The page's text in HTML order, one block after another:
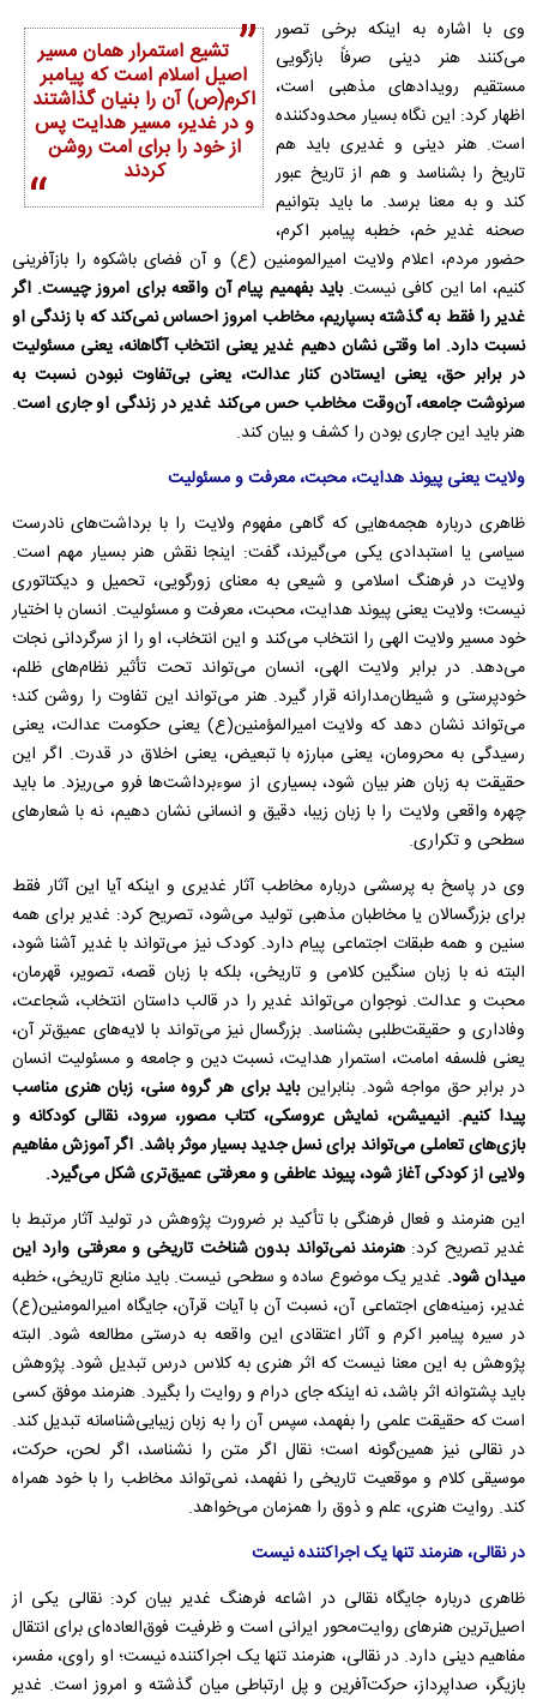
تشیع استمرار همان مسیر
اصیل اسلام است که پیامبر
اکرم(ص) آن را بنیان گذاشتند
و در غدیر، مسیر هدایت پس
از خود را برای امت روشن
کردند
وی با اشاره به اینکه برخی تصور
می‌کنند هنر دینی صرفاً بازگویی
مستقیم رویدادهای مذهبی است،
اظهار کرد: این نگاه بسیار محدودکننده
است. هنر دینی و غدیری باید هم
تاریخ را بشناسد و هم از تاریخ عبور
کند و به معنا برسد. ما باید بتوانیم
صحنه غدیر خم، خطبه پیامبر اکرم،
حضور مردم، اعلام ولایت امیرالمومنین (ع) و آن فضای باشکوه را بازآفرینی
کنیم، اما این کافی نیست.باید بفهمیم پیام آن واقعه برای امروز چیست. اگر
غدیر را فقط به گذشته بسپاریم، مخاطب امروز احساس نمی‌کند که با زندگی او
نسبت دارد. اما وقتی نشان دهیم غدیر یعنی انتخاب آگاهانه، یعنی مسئولیت
در برابر حق، یعنی ایستادن کنار عدالت، یعنی بی‌تفاوت نبودن نسبت به
سرنوشت جامعه، آن‌وقت مخاطب حس می‌کند غدیر در زندگی او جاری است.
هنر باید این جاری بودن را کشف و بیان کند.
ولایت یعنی پیوند هدایت، محبت، معرفت و مسئولیت
ظاهری درباره هجمه‌هایی که گاهی مفهوم ولایت را با برداشت‌های نادرست
سیاسی یا استبدادی یکی می‌گیرند، گفت: اینجا نقش هنر بسیار مهم است.
ولایت در فرهنگ اسلامی و شیعی به معنای زورگویی، تحمیل و دیکتاتوری
نیست؛ ولایت یعنی پیوند هدایت، محبت، معرفت و مسئولیت. انسان با اختیار
خود مسیر ولایت الهی را انتخاب می‌کند و این انتخاب، او را از سرگردانی نجات
می‌دهد. در برابر ولایت الهی، انسان می‌تواند تحت تأثیر نظام‌های ظلم،
خودپرستی و شیطان‌مدارانه قرار گیرد. هنر می‌تواند این تفاوت را روشن کند؛
می‌تواند نشان دهد که ولایت امیرالمؤمنین(ع) یعنی حکومت عدالت، یعنی
رسیدگی به محرومان، یعنی مبارزه با تبعیض، یعنی اخلاق در قدرت. اگر این
حقیقت به زبان هنر بیان شود، بسیاری از سوءبرداشت‌ها فرو می‌ریزد. ما باید
چهره واقعی ولایت را با زبان زیبا، دقیق و انسانی نشان دهیم، نه با شعارهای
سطحی و تکراری.
وی در پاسخ به پرسشی درباره مخاطب آثار غدیری و اینکه آیا این آثار فقط
برای بزرگسالان یا مخاطبان مذهبی تولید می‌شود، تصریح کرد: غدیر برای همه
سنین و همه طبقات اجتماعی پیام دارد. کودک نیز می‌تواند با غدیر آشنا شود،
البته نه با زبان سنگین کلامی و تاریخی، بلکه با زبان قصه، تصویر، قهرمان،
محبت و عدالت. نوجوان می‌تواند غدیر را در قالب داستان انتخاب، شجاعت،
وفاداری و حقیقت‌طلبی بشناسد. بزرگسال نیز می‌تواند با لایه‌های عمیق‌تر آن،
یعنی فلسفه امامت، استمرار هدایت، نسبت دین و جامعه و مسئولیت انسان
در برابر حق مواجه شود. بنابراین باید برای هر گروه سنی، زبان هنری مناسب
پیدا کنیم. انیمیشن، نمایش عروسکی، کتاب مصور، سرود، نقالی کودکانه و
بازی‌های تعاملی می‌تواند برای نسل جدید بسیار موثر باشد. اگر آموزش مفاهیم
ولایی از کودکی آغاز شود، پیوند عاطفی و معرفتی عمیق‌تری شکل می‌گیرد.
این هنرمند و فعال فرهنگی با تأکید بر ضرورت پژوهش در تولید آثار مرتبط با
غدیر تصریح کرد:هنرمند نمی‌تواند بدون شناخت تاریخی و معرفتی وارد این
میدان شود. غدیر یک موضوع ساده و سطحی نیست. باید منابع تاریخی، خطبه
غدیر، زمینه‌های اجتماعی آن، نسبت آن با آیات قرآن، جایگاه امیرالمومنین(ع)
در سیره پیامبر اکرم و آثار اعتقادی این واقعه به درستی مطالعه شود. البته
پژوهش به این معنا نیست که اثر هنری به کلاس درس تبدیل شود. پژوهش
باید پشتوانه اثر باشد، نه اینکه جای درام و روایت را بگیرد. هنرمند موفق کسی
است که حقیقت علمی را بفهمد، سپس آن را به زبان زیبایی‌شناسانه تبدیل کند.
در نقالی نیز همین‌گونه است؛ نقال اگر متن را نشناسد، اگر لحن، حرکت،
موسیقی کلام و موقعیت تاریخی را نفهمد، نمی‌تواند مخاطب را با خود همراه
کند. روایت هنری، علم و ذوق را همزمان می‌خواهد.
در نقالی، هنرمند تنها یک اجراکننده نیست
ظاهری درباره جایگاه نقالی در اشاعه فرهنگ غدیر بیان کرد: نقالی یکی از
اصیل‌ترین هنرهای روایت‌محور ایرانی است و ظرفیت فوق‌العاده‌ای برای انتقال
مفاهیم دینی دارد. در نقالی، هنرمند تنها یک اجراکننده نیست؛ او راوی، مفسر،
بازیگر، صداپرداز، حرکت‌آفرین و پل ارتباطی میان گذشته و امروز است. غدیر